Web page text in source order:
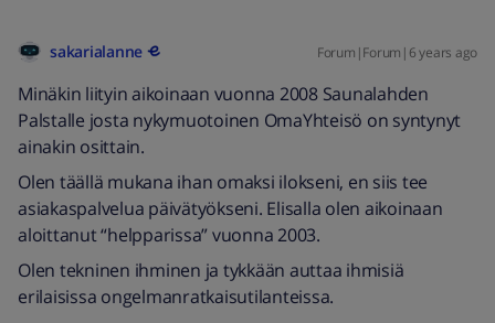
sakarialanne Forum|Forum|6 years ago
Minäkin liityin aikoinaan vuonna 2008 Saunalahden
Palstalle josta nykymuotoinen OmaYhteisö on syntynyt
ainakin osittain.
Olen täällä mukana ihan omaksi ilokseni, en siis tee
asiakaspalvelua päivätyökseni. Elisalla olen aikoinaan
aloittanut “helpparissa” vuonna 2003.
Olen tekninen ihminen ja tykkään auttaa ihmisiä
erilaisissa ongelmanratkaisutilanteissa.